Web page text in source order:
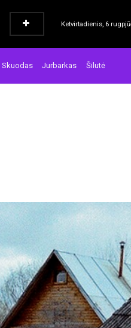
Ketvirtadienis, 6
Skuodas Jurbarkas Šilutė